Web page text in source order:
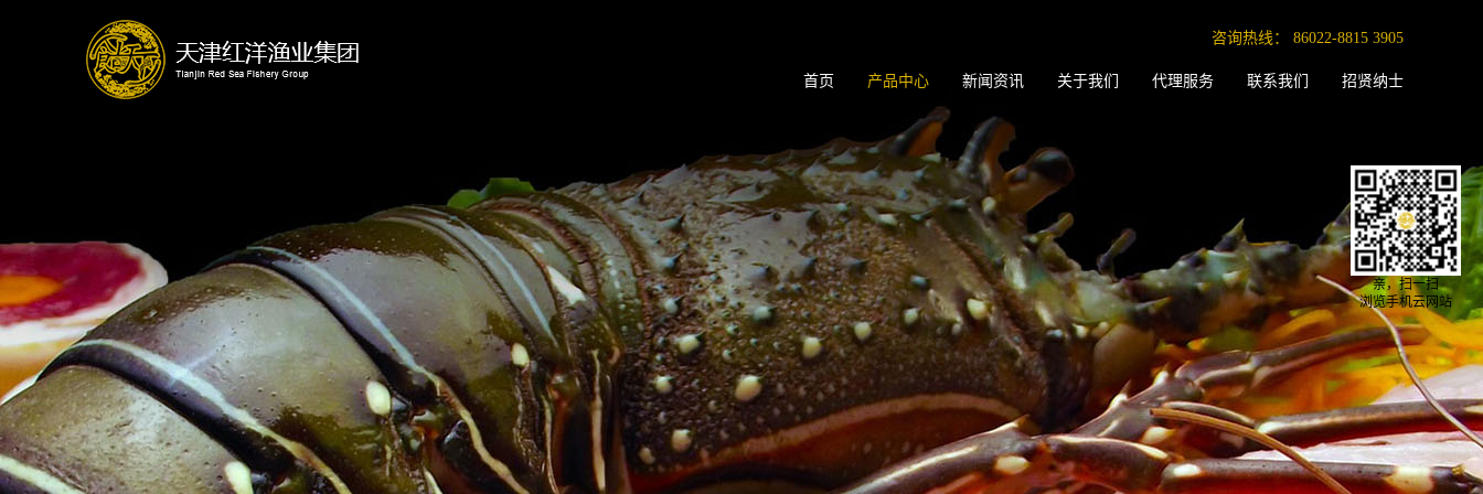
咨询热线： 86022-8815 3905
首页 产品中心 新闻资讯 关于我们 代理服务 联系我们 招贤纳士
亲，扫一扫
浏览手机云网站